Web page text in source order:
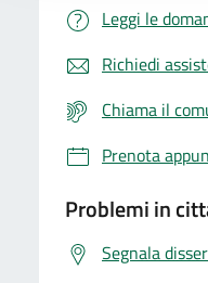
Leggi le
Richiedi
Chiama il
Prenota
Problemi in
Segnala